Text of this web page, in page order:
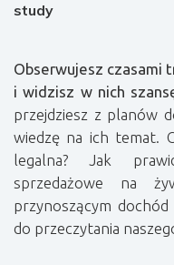
study
Obserwujesz czasami
i widzisz w nich
przejdziesz z planów
wiedzę na ich temat.
legalna? Jak
sprzedażowe na
przynoszącym dochód
do przeczytania